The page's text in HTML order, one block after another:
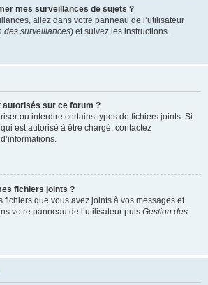
mes surveillances de sujets ?
allez dans votre panneau de l’utilisateur
des surveillances) et suivez les instructions.
sur ce forum ?
ou interdire certains types de fichiers joints. Si
est autorisé à être chargé, contactez
fichiers joints ?
fichiers que vous avez joints à vos messages et
votre panneau de l’utilisateur puis Gestion des